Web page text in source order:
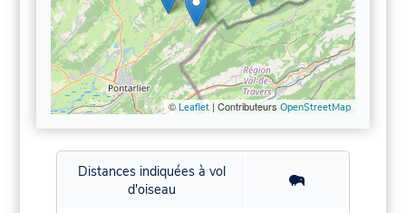
© Leaflet| Contributeurs OpenStreetMap
Distances indiquées à vol
d'oiseau